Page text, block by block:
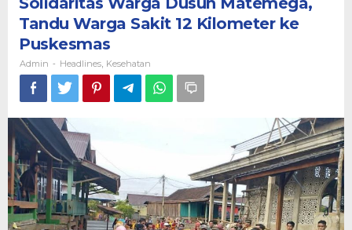
Tandu Warga Sakit 12 Kilometer ke
Puskesmas
Admin - Headlines Kesehatan